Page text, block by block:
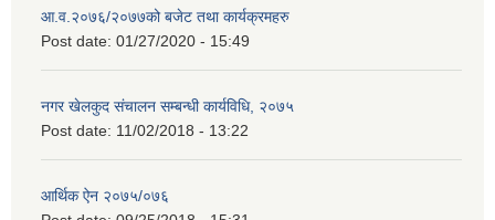
आ.व.२०७६/२०७७को बजेट तथा कार्यक्रमहरु
Post date: 01/27/2020 - 15:49
नगर खेलकुद संचालन सम्बन्धी कार्यविधि, २०७५
Post date: 11/02/2018 - 13:22
आर्थिक ऐन २०७५/०७६